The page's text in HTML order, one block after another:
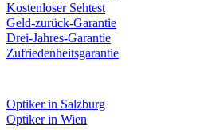
Kostenloser Sehtest
Geld-zurück-Garantie
Drei-Jahres-Garantie
Zufriedenheitsgarantie
Optiker in Salzburg
Optiker in Wien